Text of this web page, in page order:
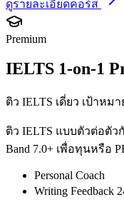
ดูรายละเอียดคอร์ส
Premium
IELTS 1-on-1
ติว IELTS เดี่ยว เป้าหมา
ติว IELTS แบบตัวต่อตัว
Band 7.0+ เพื่อทุนหรือ
Personal Coach
Writing Feedback